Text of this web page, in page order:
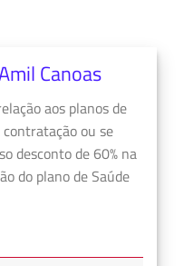
Canoas
aos planos de
ou se
desconto de 60% na
do plano de Saúde